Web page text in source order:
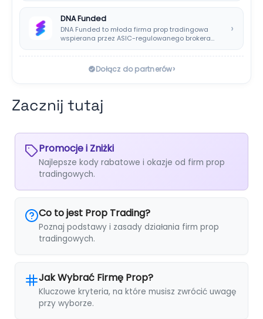
DNA Funded
DNA Funded to młoda firma prop tradingowa
wspierana przez ASIC-regulowanego brokera
›
Dołącz do partnerów›
Zacznij tutaj
Promocje i Zniżki
Najlepsze kody rabatowe i okazje od firm prop
tradingowych.
Co to jest Prop Trading?
Poznaj podstawy i zasady działania firm prop
tradingowych.
Jak Wybrać Firmę Prop?
Kluczowe kryteria, na które musisz zwrócić uwagę
przy wyborze.